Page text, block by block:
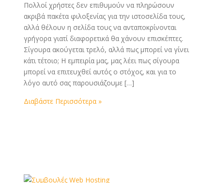
Πολλοί χρήστες δεν επιθυμούν να πληρώσουν
ακριβά πακέτα φιλοξενίας για την ιστοσελίδα τους,
αλλά θέλουν η σελίδα τους να ανταποκρίνονται
γρήγορα γιατί διαφορετικά θα χάνουν επισκέπτες.
Σίγουρα ακούγεται τρελό, αλλά πως μπορεί να γίνει
κάτι τέτοιο; Η εμπειρία μας, μας λέει πως σίγουρα
μπορεί να επιτευχθεί αυτός ο στόχος, και για το
λόγο αυτό σας παρουσιάζουμε […]
Διαβάστε Περισσότερα »